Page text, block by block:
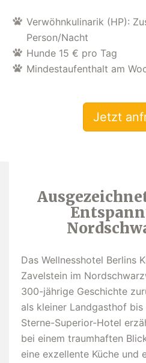
Verwöhnkulinarik (HP):
Person/Nacht
Hunde 15 € pro Tag
Mindestaufenthalt am
Jetzt
Das Wellnesshotel Berlins
Zavelstein im
300-jährige Geschichte
als kleiner Landgasthof
Sterne-Superior-Hotel
bei einem traumhaften
eine exzellente Küche und